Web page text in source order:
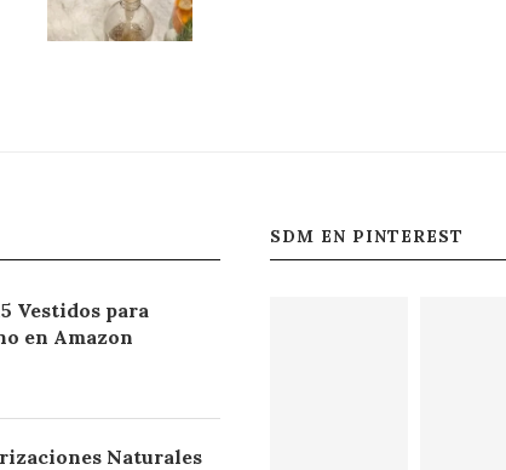
Vestidos para
en Amazon
Naturales
SDM EN PINTEREST